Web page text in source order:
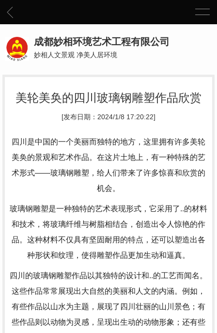
成都妙相环境艺术工程有限公司
妙相人文景观 净美人居环境
美轮美奂的四川玻璃钢雕塑作品欣赏
[发布日期：2024/1/8 17:20:22]
四川是中国的一个美丽而独特的地方，这里拥有许多美轮
美奂的景观和艺术作品。在这片土地上，有一种特殊的艺
术形式——玻璃钢雕塑，给人们带来了许多惊喜和欣赏的
机会。
玻璃钢雕塑是一种独特的艺术表现形式，它采用了..的材料
和技术，将玻璃纤维与树脂相结合，创造出令人惊艳的作
品。这种材料不仅具有坚固耐用的特点，还可以塑造出各
种形状和纹理，使得雕塑作品更加生动和逼真。
四川的玻璃钢雕塑作品以其独特的设计和..的工艺而闻名。
这些作品常常展现出大自然的美丽和人文的内涵。例如，
有些作品以山水为主题，展现了四川壮丽的山川景色；有
些作品则以动物为灵感，呈现出生动的动物形象；还有些